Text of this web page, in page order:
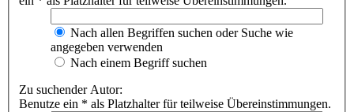
Nach allen Begriffen suchen oder Suche wie
angegeben verwenden
Nach einem Begriff suchen
Zu suchender Autor:
Benutze ein * als Platzhalter für teilweise Übereinstimmungen.